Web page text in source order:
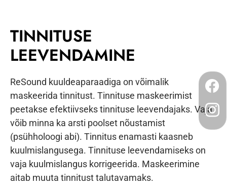
TINNITUSE
LEEVENDAMINE
ReSound kuuldeaparaadiga on võimalik
maskeerida tinnitust. Tinnituse maskeerimist
peetakse efektiivseks tinnituse leevendajaks. Vaja
võib minna ka arsti poolset nõustamist
(psühholoogi abi). Tinnitus enamasti kaasneb
kuulmislangusega. Tinnituse leevendamiseks on
vaja kuulmislangus korrigeerida. Maskeerimine
aitab muuta tinnitust talutavamaks.